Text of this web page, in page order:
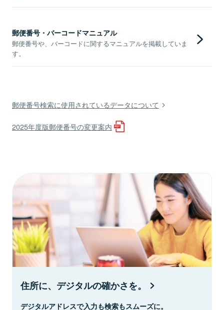
郵便番号・バーコードマニュアル
郵便番号や、バーコードに関するマニュアルを掲載していま
す。
郵便番号検索に使用されているデータについて
2025年度版郵便番号の変更案内
住所に、デジタルの確かさを。
デジタルアドレスで入力も検索もスムーズに。